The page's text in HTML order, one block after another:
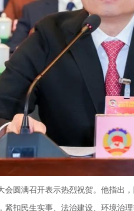
会圆满召开表示热烈祝贺。他指出
紧扣民生实事、法治建设、环境治